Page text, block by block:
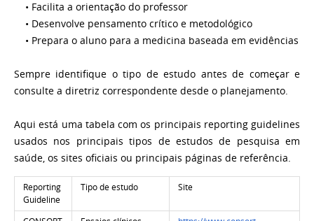
• Facilita a orientação do professor
• Desenvolve pensamento crítico e metodológico
• Prepara o aluno para a medicina baseada em evidências
Sempre identifique o tipo de estudo antes de começar e
consulte a diretriz correspondente desde o planejamento.
Aqui está uma tabela com os principais reporting guidelines
usados nos principais tipos de estudos de pesquisa em
saúde, os sites oficiais ou principais páginas de referência.
Reporting
Guideline
Tipo de estudo Site